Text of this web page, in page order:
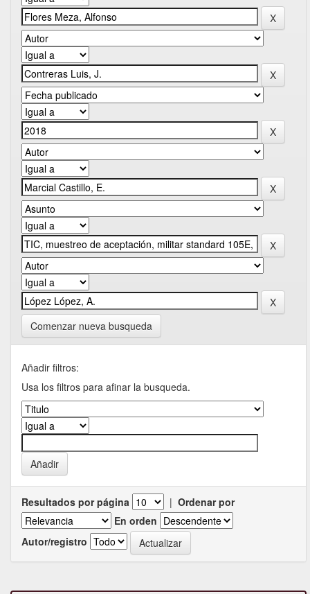
Comenzar nueva busqueda
Añadir filtros:
Usa los filtros para afinar la busqueda.
Resultados por página | Ordenar por
En orden
Autor/registro